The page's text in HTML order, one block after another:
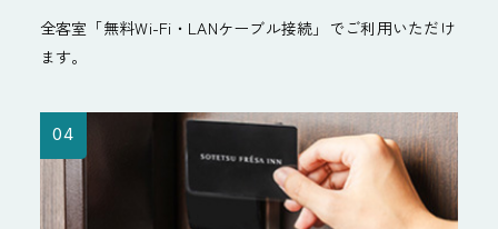
全客室「無料Wi-Fi・LANケーブル接続」でご利用いただけ
ます。
04